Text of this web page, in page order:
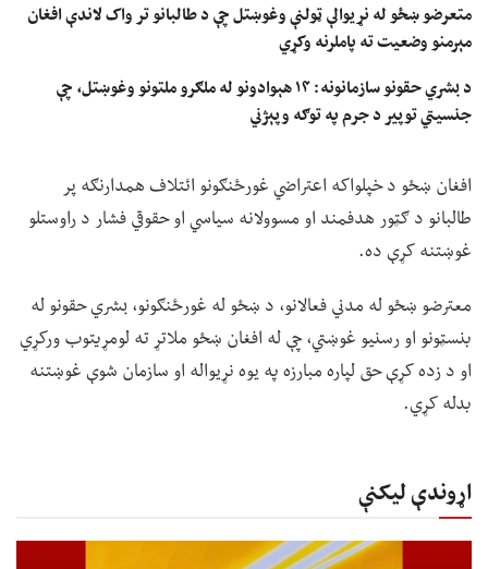
متعرضو ښځو له نړیوالې ټولنې وغوښتل چې د طالبانو تر واک لاندې افغان
مېرمنو وضعیت ته پاملرنه وکړي
د بشري حقونو سازمانونه: ۱۴ هېوادونو له ملګرو ملتونو وغوښتل، چې
جنسیتي توپير د جرم په توګه وپېژني
افغان ښځو د خپلواکه اعتراضي غورځنګونو ائتلاف همدارنګه پر
طالبانو د ګټور هدفمند او مسوولانه سیاسي او حقوقي فشار د راوستلو
غوښتنه کړې ده.
معترضو ښځو له مدني فعالانو، د ښځو له غورځنګونو، بشري حقونو له
بنسټونو او رسنیو غوښتي، چې له افغان ښځو ملاتړ ته لومړیتوب ورکړي
او د زده کړې حق لپاره مبارزه په یوه نړیواله او سازمان شوې غوښتنه
بدله کړي.
اړوندې لیکنې